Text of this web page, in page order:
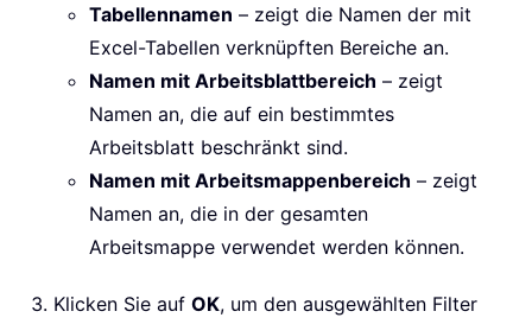
Tabellennamen – zeigt die Namen der mit
Excel-Tabellen verknüpften Bereiche an.
Namen mit Arbeitsblattbereich – zeigt
Namen an, die auf ein bestimmtes
Arbeitsblatt beschränkt sind.
Namen mit Arbeitsmappenbereich – zeigt
Namen an, die in der gesamten
Arbeitsmappe verwendet werden können.
Klicken Sie auf OK, um den ausgewählten Filter